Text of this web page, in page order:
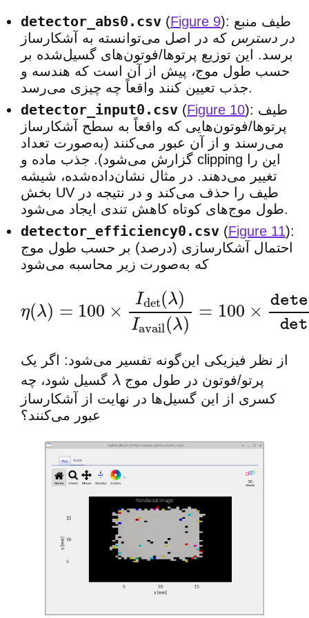
detector_abs0.csv (Figure 9
): طیف منبع
در دسترس که در اصل می‌توانسته به آشکارساز
برسد. این توزیع پرتوها/فوتون‌های گسیل‌شده بر
حسب طول موج، پیش از آن است که هندسه و
جذب تعیین کنند واقعاً چه چیزی می‌رسد.
detector_input0.csv (Figure 10): طیف
پرتوها/فوتون‌هایی که واقعاً به سطح آشکارساز
می‌رسند و از آن عبور می‌کنند (به‌صورت تعداد
گزارش می‌شود). جذب ماده و clipping این را
تغییر می‌دهند. در مثال نشان‌داده‌شده، شیشه
بخش UV طیف را حذف می‌کند و در نتیجه در
طول موج‌های کوتاه کاهش تندی ایجاد می‌شود.
detector_efficiency0.csv (Figure 11):
احتمال آشکارسازی (درصد) بر حسب طول موج
که به‌صورت زیر محاسبه می‌شود
η(λ) 100×I det (λ)Iavail = 100 × dete
ctor_input0.csvdetector_abs0.csv.
از نظر فیزیکی این‌گونه تفسیر می‌شود: اگر یک
پرتو/فوتون در طول موج λ گسیل شود، چه
کسری از این گسیل‌ها در نهایت از آشکارساز
عبور می‌کنند؟